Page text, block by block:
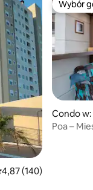
gości
ocena: 4,87 na
4,87 (140)
Wybór
Wybór
Condo
Poa –